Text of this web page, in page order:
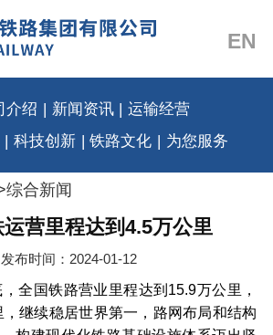
EN
介绍 新闻资讯
运输经营
| 科技创新 | 铁路文化 | 为您服务
综合新闻
营里程达到4.5万公里
发布时间：2024-01-12
国铁路营业里程达到15.9万公里，
继续稳居世界第一，路网布局和结构